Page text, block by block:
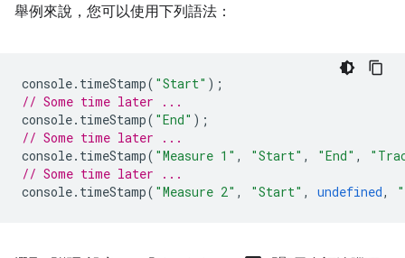
舉例來說，您可以使用下列語法：
console. timeStamp( "Start" );
// Some time later ...
console. timeStamp( "End" );
// Some time later ...
console. timeStamp( "Measure 1" , "Start" , "End" ,
// Some time later ...
console. timeStamp( "Measure 2" , "Start" , undefined,